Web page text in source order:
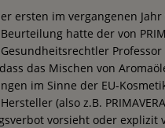
ersten im vergangenen
hatte der von
Professor
das Mischen von
im Sinne der EU-
(also z.B.
vorsieht oder explizit